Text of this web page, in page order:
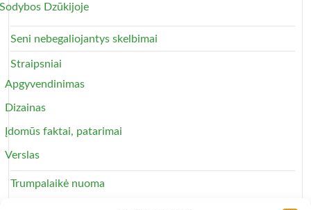
Sodybos Dzūkijoje
Seni nebegaliojantys skelbimai
Straipsniai
Apgyvendinimas
Dizainas
Įdomūs faktai, patarimai
Verslas
Trumpalaikė nuoma